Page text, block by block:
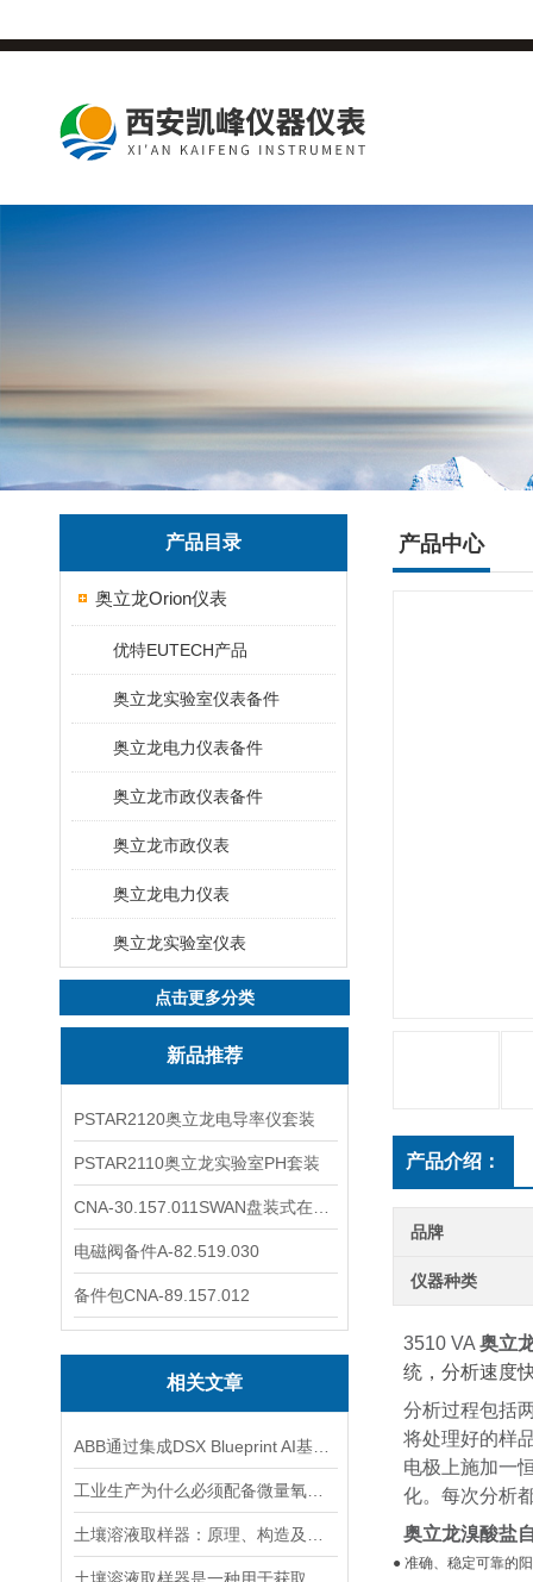
产品目录
奥立龙Orion仪表
优特EUTECH产品
奥立龙实验室仪表备件
奥立龙电力仪表备件
奥立龙市政仪表备件
奥立龙市政仪表
奥立龙电力仪表
奥立龙实验室仪表
点击更多分类
新品推荐
PSTAR2120奥立龙电导率仪套装
PSTAR2110奥立龙实验室PH套装
电磁阀备件A-82.519.030
备件包CNA-89.157.012
相关文章
产品中心
产品介绍：
品牌
仪器种类
3510 VA 奥立
统，分析速度
分析过程包括
将处理好的样
电极上施加一
化。每次分析
奥立龙溴酸盐
● 准确、稳定可靠的